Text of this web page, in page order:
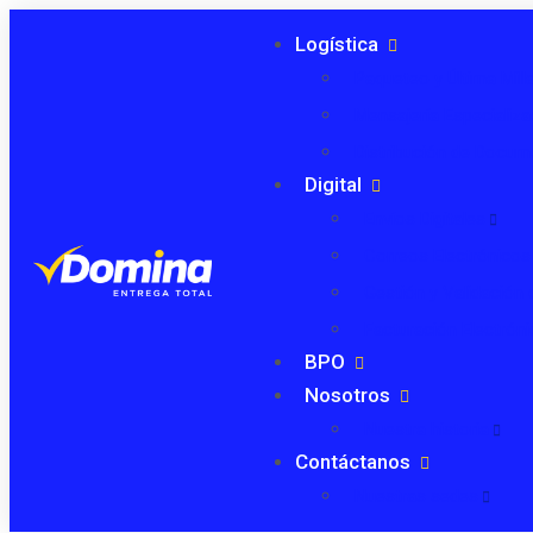
Logística
Digital
BPO
Nosotros
Contáctanos